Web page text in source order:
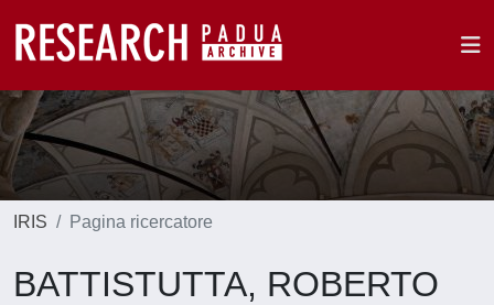
IRIS Pagina ricercatore
BATTISTUTTA, ROBERTO